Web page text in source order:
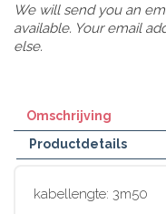
We will send you an
available. Your email
else.
Omschrijving
Productdetails
kabellengte: 3m50